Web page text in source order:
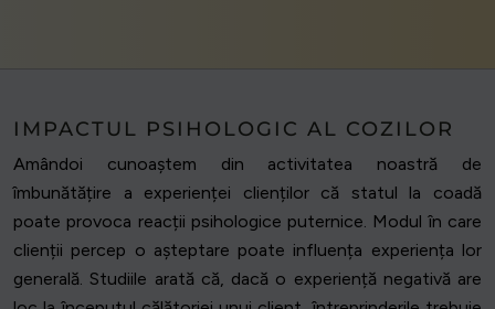
IMPACTUL PSIHOLOGIC AL COZILOR
Amândoi cunoaștem din activitatea noastră de
îmbunătățire a experienței clienților că statul la coadă
poate provoca reacții psihologice puternice. Modul în care
clienții percep o așteptare poate influența experiența lor
generală. Studiile arată că, dacă o experiență negativă are